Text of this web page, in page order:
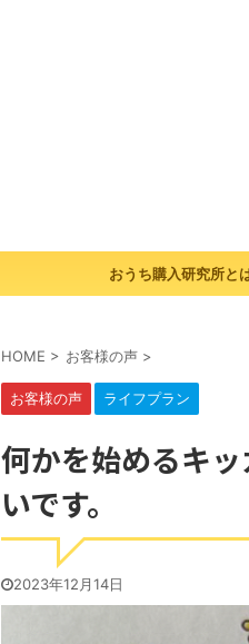
おうち購入研究所と
HOME > お客様の声 >
お客様の声 ライフプラン
何かを始めるキ
いです。
2023年12月14日